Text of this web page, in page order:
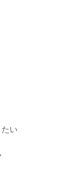
い